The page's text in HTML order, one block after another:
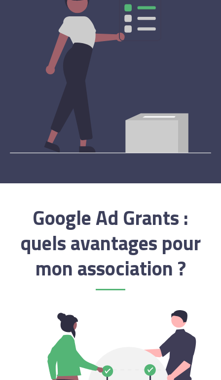
Google Ad Grants :
quels avantages pour
mon association ?